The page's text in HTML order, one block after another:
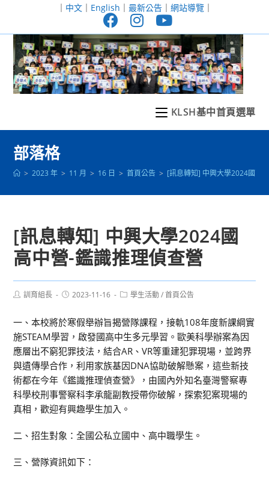
至
｜ 中文｜ English ｜ 最新公告｜ 網站導覽｜
KLSH基中首頁選單
部落格
> 2023 年 > 11 月 > 16 日 > 首頁公告 > [訊息轉知] 中興大學2024國高
[訊息轉知] 中興大學2024國
高中營-鑑識推理偵查營
Post訓育組長
Post2023-11-16
Post學生活動 / 首頁公告
一、本校將於寒假舉辦旨揭營隊課程，接軌108年度新課綱實
施STEAM學習，啟發國高中生多元學習。歐美科學辦案為因
應層出不窮犯罪技法，結合AR、VR等重建犯罪現場，並跨界
與遺傳學合作，利用家族基因DNA協助破解懸案，這些新技
術都在今年《鑑識推理偵查營》，由國內外知名臺灣警察專
科學校刑事警察科李承龍副教授帶你破解，探索犯案現場的
真相，歡迎有興趣學生加入。
二、招生對象：全國公私立國中、高中職學生。
三、營隊資訊如下：